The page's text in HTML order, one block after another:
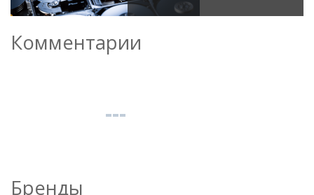
Комментарии
Бренды